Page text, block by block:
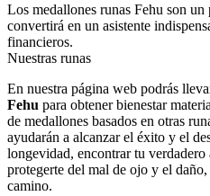
Los medallones runas Fehu son un
convertirá en un asistente
financieros.
Nuestras runas
En nuestra página web podrás
Fehu para obtener bienestar
de medallones basados en otras
ayudarán a alcanzar el éxito y el
longevidad, encontrar tu
protegerte del mal de ojo y el daño,
camino.